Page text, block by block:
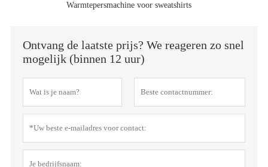
Warmtepersmachine voor sweatshirts
Ontvang de laatste prijs? We reageren zo snel
mogelijk (binnen 12 uur)